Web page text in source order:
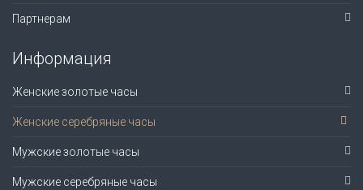
Партнерам
Информация
Женские золотые часы
Женские серебряные часы
Мужские золотые часы
Мужские серебряные часы